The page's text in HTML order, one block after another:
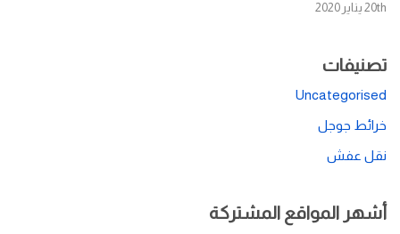
20th يناير 2020
تصنيفات
Uncategorised
خرائط جوجل
نقل عفش
أشهر المواقع المشتركة